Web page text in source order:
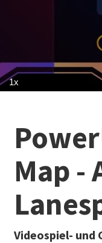
1xPlayback
Rate
Map -
Videospiel- und